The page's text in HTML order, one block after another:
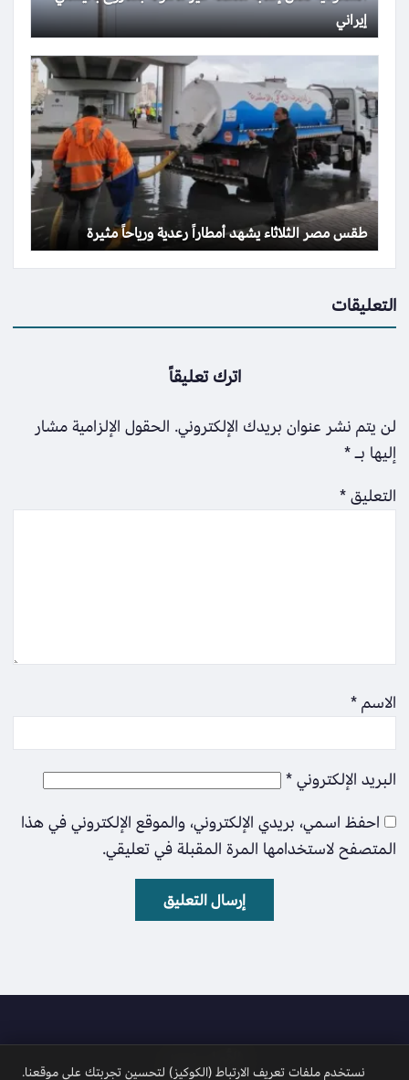
إيراني
طقس مصر الثلاثاء يشهد أمطاراً رعدية ورياحاً مثيرة
التعليقات
اترك تعليقاً
لن يتم نشر عنوان بريدك الإلكتروني. الحقول الإلزامية مشار
إليها بـ*
التعليق*
الاسم*
البريد الإلكتروني*
احفظ اسمي، بريدي الإلكتروني، والموقع الإلكتروني في هذا
المتصفح لاستخدامها المرة المقبلة في تعليقي.
الأمل نيوز
نستخدم ملفات تعريف الارتباط (الكوكيز) لتحسين تجربتك على موقعنا.